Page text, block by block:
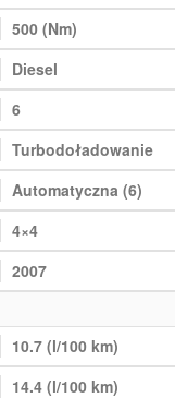
500 (Nm)
Diesel
6
Turbodoładowanie
Automatyczna (6)
4×4
2007
10.7 (l/100 km)
14.4 (l/100 km)